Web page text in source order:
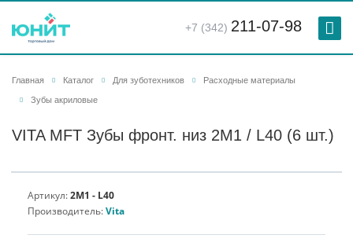
+7 (342) 211-07-98
Главная Каталог Для зуботехников Расходные материалы
Зубы акриловые
VITA MFT Зубы фронт. низ 2M1 / L40 (6 шт.)
Артикул:2M1 - L40
Производитель:Vita